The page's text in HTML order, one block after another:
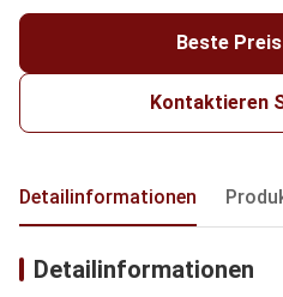
Beste
Kontaktieren
Detailinformationen
Detailinformationen